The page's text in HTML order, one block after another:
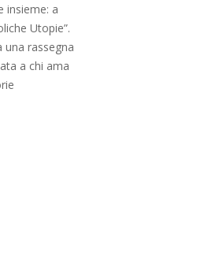
insieme: a
Utopie”.
una rassegna
a chi ama